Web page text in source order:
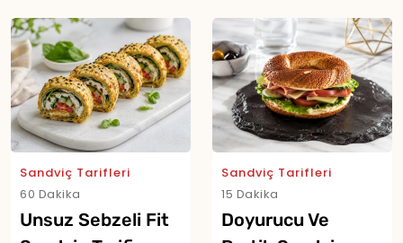
Sandviç Tarifleri
60 Dakika
Unsuz Sebzeli Fit
Sandviç Tarifleri
15 Dakika
Doyurucu Ve